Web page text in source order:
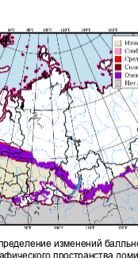
изменений
пространства